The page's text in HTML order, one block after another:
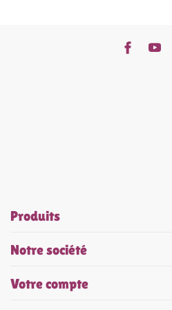
Produits
Notre société
Votre compte